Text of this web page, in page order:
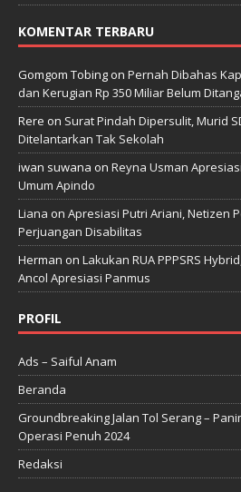
KOMENTAR TERBARU
Gomgom Tobing on Pernah Dibahas
dan Kerugian Rp 350 Miliar Belum
Rere on Surat Pindah Dipersulit, Murid
Ditelantarkan Tak Sekolah
iwan suwana on Reyna Usman
Umum Apindo
Liana on Apresiasi Putri Ariani, Netizen
Perjuangan Disabilitas
Herman on Lakukan RUA PPPSRS
Ancol Apresiasi Panmus
PROFIL
Ads – Saiful Anam
Beranda
Groundbreaking Jalan Tol Serang –
Operasi Penuh 2024
Redaksi